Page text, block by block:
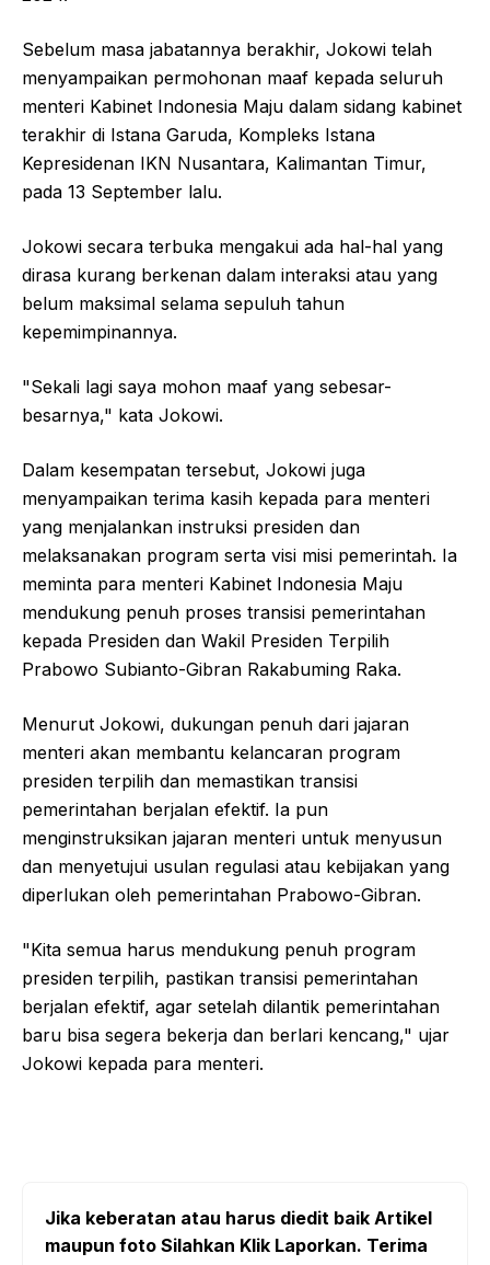
Sebelum masa jabatannya berakhir, Jokowi telah
menyampaikan permohonan maaf kepada seluruh
menteri Kabinet Indonesia Maju dalam sidang kabinet
terakhir di Istana Garuda, Kompleks Istana
Kepresidenan IKN Nusantara, Kalimantan Timur,
pada 13 September lalu.
Jokowi secara terbuka mengakui ada hal-hal yang
dirasa kurang berkenan dalam interaksi atau yang
belum maksimal selama sepuluh tahun
kepemimpinannya.
"Sekali lagi saya mohon maaf yang sebesar-
besarnya," kata Jokowi.
Dalam kesempatan tersebut, Jokowi juga
menyampaikan terima kasih kepada para menteri
yang menjalankan instruksi presiden dan
melaksanakan program serta visi misi pemerintah. Ia
meminta para menteri Kabinet Indonesia Maju
mendukung penuh proses transisi pemerintahan
kepada Presiden dan Wakil Presiden Terpilih
Prabowo Subianto-Gibran Rakabuming Raka.
Menurut Jokowi, dukungan penuh dari jajaran
menteri akan membantu kelancaran program
presiden terpilih dan memastikan transisi
pemerintahan berjalan efektif. Ia pun
menginstruksikan jajaran menteri untuk menyusun
dan menyetujui usulan regulasi atau kebijakan yang
diperlukan oleh pemerintahan Prabowo-Gibran.
"Kita semua harus mendukung penuh program
presiden terpilih, pastikan transisi pemerintahan
berjalan efektif, agar setelah dilantik pemerintahan
baru bisa segera bekerja dan berlari kencang," ujar
Jokowi kepada para menteri.
Jika keberatan atau harus diedit baik Artikel
maupun foto Silahkan Klik Laporkan. Terima